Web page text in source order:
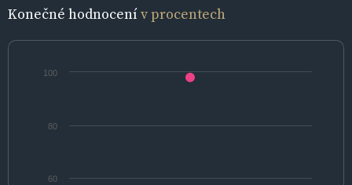
Konečné hodnocenív procentech
60
80
100